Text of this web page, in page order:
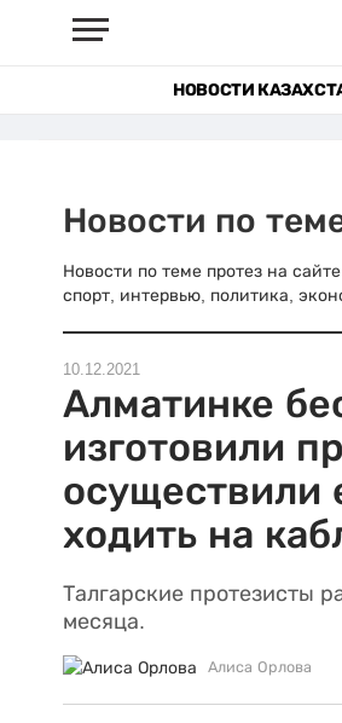
НОВОСТИ
Новости по
Новости по теме протез на
спорт, интервью, политика,
10.12.2021
Алматинке
изготовили
осуществили
ходить на
Талгарские протезисты
месяца.
Алиса Орлова